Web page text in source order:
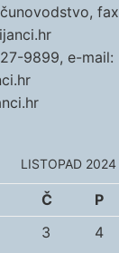
9899, e-mail:
LISTOPAD 2024
Č P
3 4